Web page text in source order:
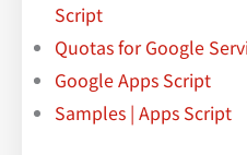
Script
Quotas for Google
Google Apps Script
Samples | Apps Script